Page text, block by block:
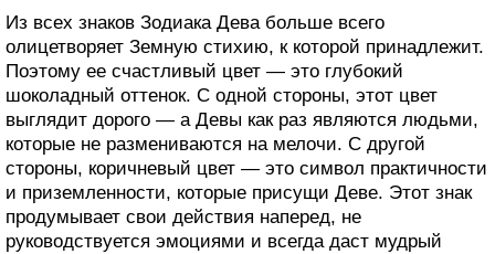
Из всех знаков Зодиака Дева больше всего
олицетворяет Земную стихию, к которой принадлежит.
Поэтому ее счастливый цвет — это глубокий
шоколадный оттенок. С одной стороны, этот цвет
выглядит дорого — а Девы как раз являются людьми,
которые не размениваются на мелочи. С другой
стороны, коричневый цвет — это символ практичности
и приземленности, которые присущи Деве. Этот знак
продумывает свои действия наперед, не
руководствуется эмоциями и всегда даст мудрый